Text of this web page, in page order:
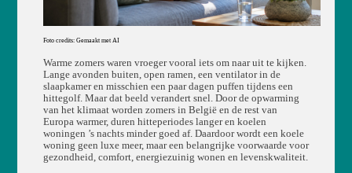
Foto credits: Gemaakt met AI
Warme zomers waren vroeger vooral iets om naar uit te kijken.
Lange avonden buiten, open ramen, een ventilator in de
slaapkamer en misschien een paar dagen puffen tijdens een
hittegolf. Maar dat beeld verandert snel. Door de opwarming
van het klimaat worden zomers in België en de rest van
Europa warmer, duren hitteperiodes langer en koelen
woningen ’s nachts minder goed af. Daardoor wordt een koele
woning geen luxe meer, maar een belangrijke voorwaarde voor
gezondheid, comfort, energiezuinig wonen en levenskwaliteit.